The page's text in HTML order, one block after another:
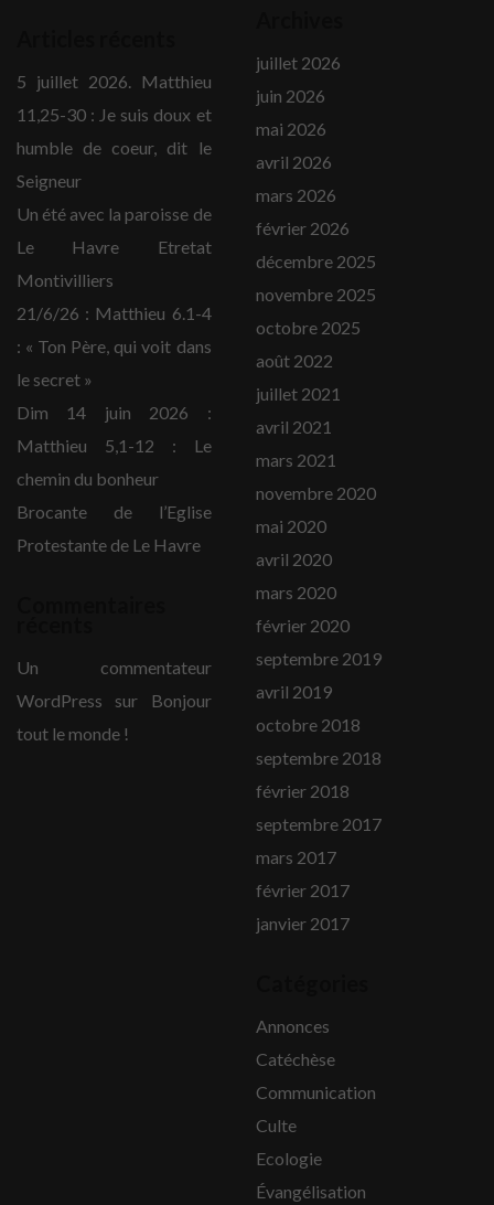
5 juillet 2026. Matthieu
11,25-30 : Je suis doux et
humble de coeur, dit le
Seigneur
Un été avec la paroisse de
Le Havre Etretat
Montivilliers
21/6/26 : Matthieu 6.1-4
: « Ton Père, qui voit dans
le secret »
Dim 14 juin 2026 :
Matthieu 5,1-12 : Le
chemin du bonheur
Brocante de l’Eglise
Protestante de Le Havre
Un commentateur
WordPress sur
Bonjour
tout le monde !
juillet 2026
juin 2026
mai 2026
avril 2026
mars 2026
février 2026
décembre 2025
novembre 2025
octobre 2025
août 2022
juillet 2021
avril 2021
mars 2021
novembre 2020
mai 2020
avril 2020
mars 2020
février 2020
septembre 2019
avril 2019
octobre 2018
septembre 2018
février 2018
septembre 2017
mars 2017
février 2017
janvier 2017
Annonces
Catéchèse
Communication
Culte
Ecologie
Évangélisation